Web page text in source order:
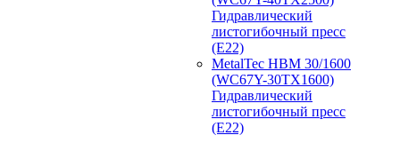
Гидравлический
листогибочный пресс
(E22)
MetalTec HBM 30/1600
(WC67Y-30TX1600)
Гидравлический
листогибочный пресс
(E22)